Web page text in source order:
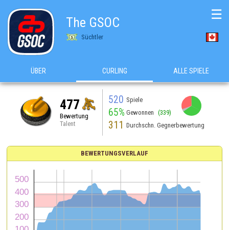
The GSOC
Süchtler
☰
ÜBER CURLING ALLE SPIELE
477
Bewertung
Talent
520 Spiele
65% Gewonnen (339)
311 Durchschn. Gegnerbewertung
BEWERTUNGSVERLAUF